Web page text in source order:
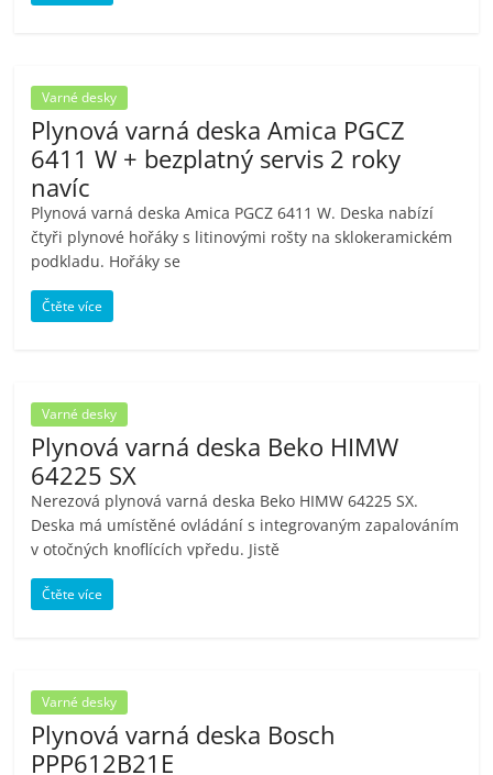
Varné desky
Plynová varná deska Amica PGCZ
6411 W + bezplatný servis 2 roky
navíc
Plynová varná deska Amica PGCZ 6411 W. Deska nabízí
čtyři plynové hořáky s litinovými rošty na sklokeramickém
podkladu. Hořáky se
Čtěte více
Varné desky
Plynová varná deska Beko HIMW
64225 SX
Nerezová plynová varná deska Beko HIMW 64225 SX.
Deska má umístěné ovládání s integrovaným zapalováním
v otočných knoflících vpředu. Jistě
Čtěte více
Varné desky
Plynová varná deska Bosch
PPP612B21E